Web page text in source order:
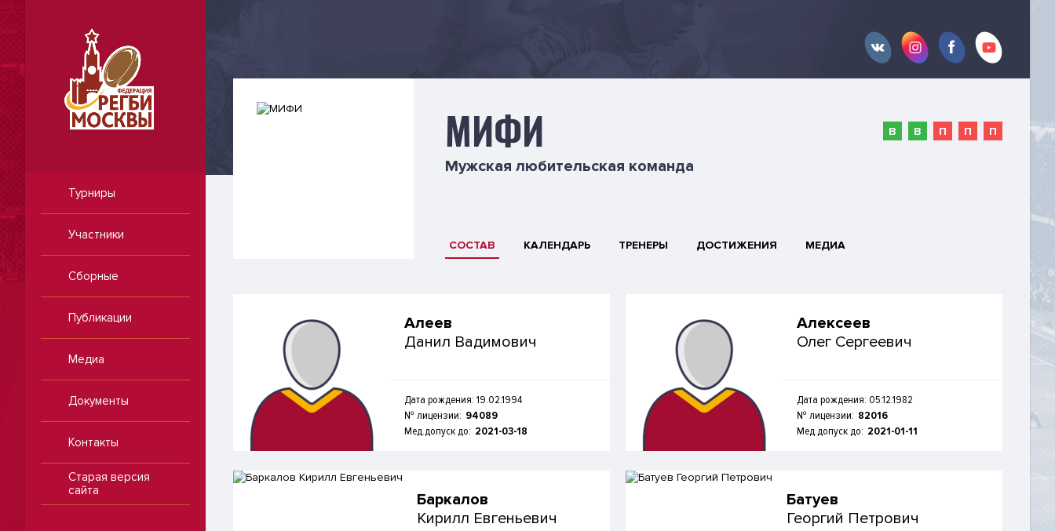
Турниры
Участники
Сборные
Публикации
Медиа
Документы
Контакты
Старая версия
сайта
МИФИ В В П П П
Мужская любительская команда
СОСТАВ КАЛЕНДАРЬ ТРЕНЕРЫ ДОСТИЖЕНИЯ МЕДИА
Алеев
Данил Вадимович
Дата рождения: 19.02.1994
№ лицензии: 94089
Мед.допуск до: 2021-03-18
Алексеев
Олег Сергеевич
Дата рождения: 05.12.1982
№ лицензии: 82016
Мед.допуск до: 2021-01-11
Баркалов
Кирилл Евгеньевич
Батуев
Георгий Петрович